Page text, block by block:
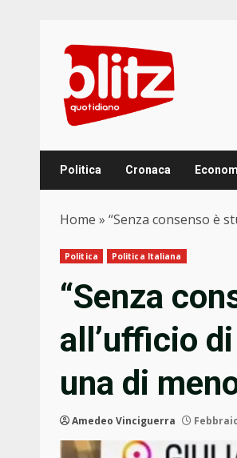
content
Politica Cronaca
Home » “Senza consenso è
Politica Politica Italiana
“Senza
all’ufficio
una di
Amedeo Vinciguerra